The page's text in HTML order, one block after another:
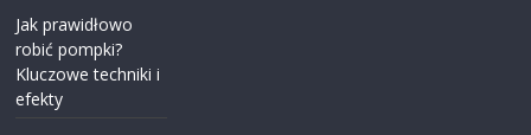
Jak prawidłowo
robić pompki?
Kluczowe techniki i
efekty